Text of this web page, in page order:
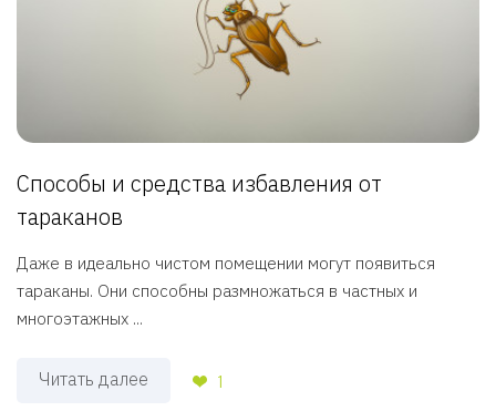
Способы и средства избавления от
тараканов
Даже в идеально чистом помещении могут появиться
тараканы. Они способны размножаться в частных и
многоэтажных ...
Читать далее 1